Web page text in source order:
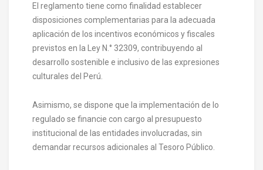
El reglamento tiene como finalidad establecer
disposiciones complementarias para la adecuada
aplicación de los incentivos económicos y fiscales
previstos en la Ley N.° 32309, contribuyendo al
desarrollo sostenible e inclusivo de las expresiones
culturales del Perú.
Asimismo, se dispone que la implementación de lo
regulado se financie con cargo al presupuesto
institucional de las entidades involucradas, sin
demandar recursos adicionales al Tesoro Público.